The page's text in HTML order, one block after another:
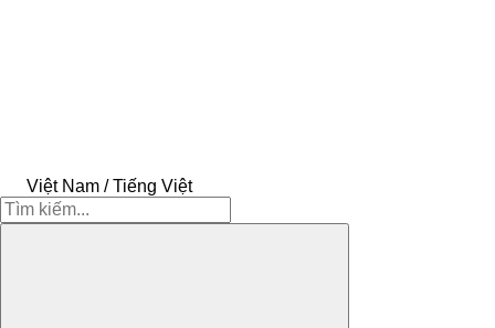
Việt Nam / Tiếng Việt